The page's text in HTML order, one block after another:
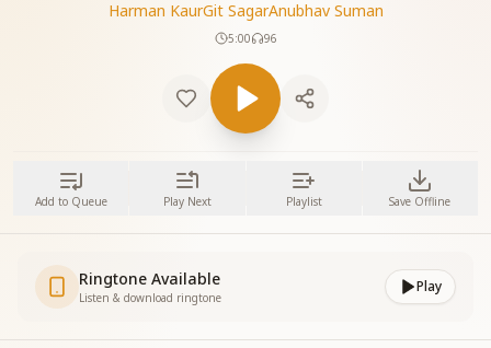
Harman KaurGit SagarAnubhav Suman
5:00 96
Add to Queue Play Next Playlist Save Offline
Ringtone Available
Listen & download ringtone
Play